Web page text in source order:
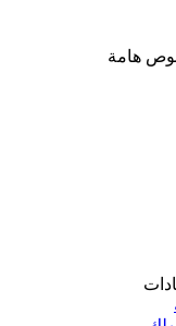
هامة